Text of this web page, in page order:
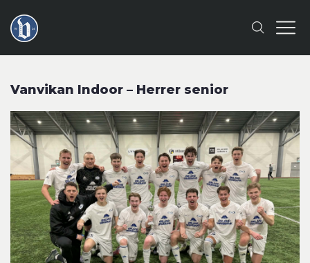
Vanvikan Indoor – Herrer senior